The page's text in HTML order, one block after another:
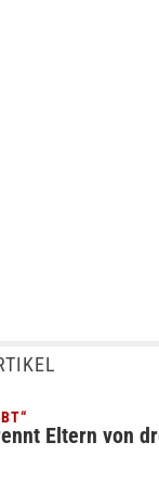
Eltern von